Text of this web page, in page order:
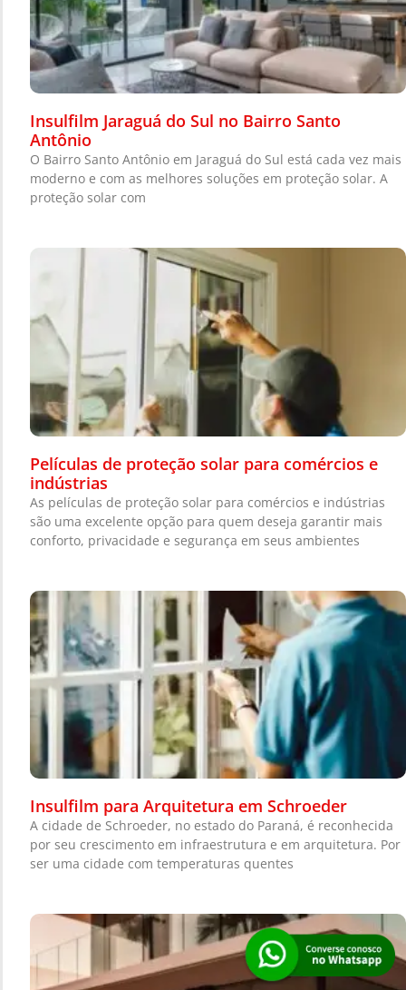
Insulfilm Jaraguá do Sul no Bairro Santo
Antônio
O Bairro Santo Antônio em Jaraguá do Sul está cada vez mais
moderno e com as melhores soluções em proteção solar. A
proteção solar com
Películas de proteção solar para comércios e
indústrias
As películas de proteção solar para comércios e indústrias
são uma excelente opção para quem deseja garantir mais
conforto, privacidade e segurança em seus ambientes
Insulfilm para Arquitetura em Schroeder
A cidade de Schroeder, no estado do Paraná, é reconhecida
por seu crescimento em infraestrutura e em arquitetura. Por
ser uma cidade com temperaturas quentes